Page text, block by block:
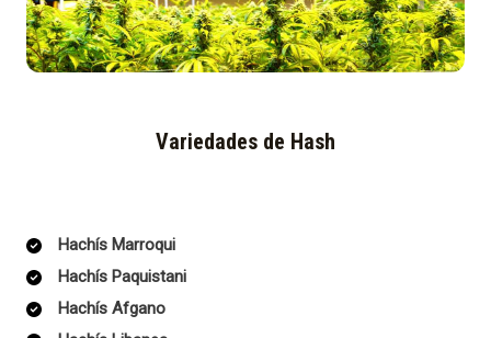
Variedades de Hash
Hachís Marroqui
Hachís Paquistani
Hachís Afgano